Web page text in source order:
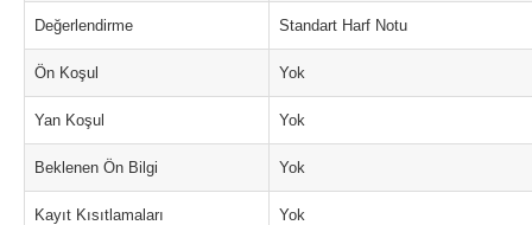
Değerlendirme Standart Harf Notu
Ön Koşul Yok
Yan Koşul Yok
Beklenen Ön Bilgi Yok
Kayıt Kısıtlamaları Yok